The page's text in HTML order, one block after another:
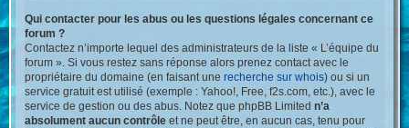
Qui contacter pour les abus ou les questions légales concernant ce
forum ?
Contactez n’importe lequel des administrateurs de la liste « L’équipe du
forum ». Si vous restez sans réponse alors prenez contact avec le
propriétaire du domaine (en faisant unerecherche sur whois) ou si un
service gratuit est utilisé (exemple : Yahoo!, Free, f2s.com, etc.), avec le
service de gestion ou des abus. Notez que phpBB Limitedn’a
absolument aucun contrôle et ne peut être, en aucun cas, tenu pour